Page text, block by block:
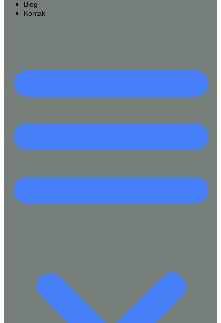
Blog
Kontak